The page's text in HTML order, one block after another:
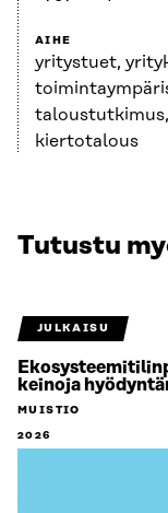
AIHE
yritystuet,
kiertotalous
Tutustu
JULKAISU
keinoja
MUISTIO
2026